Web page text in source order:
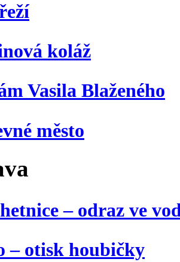
koláž
Vasila Blaženého
město
– odraz ve
– otisk houbičky